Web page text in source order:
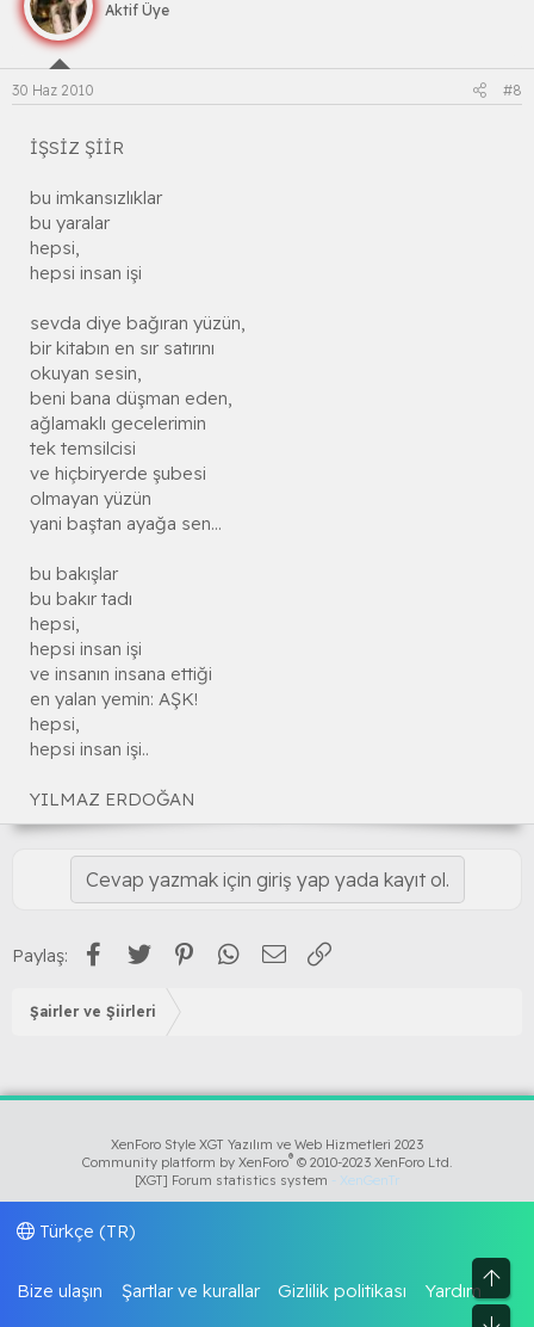
Aktif Üye
30 Haz 2010 #8
İŞSİZ ŞİİR
bu imkansızlıklar
bu yaralar
hepsi,
hepsi insan işi
sevda diye bağıran yüzün,
bir kitabın en sır satırını
okuyan sesin,
beni bana düşman eden,
ağlamaklı gecelerimin
tek temsilcisi
ve hiçbiryerde şubesi
olmayan yüzün
yani baştan ayağa sen...
bu bakışlar
bu bakır tadı
hepsi,
hepsi insan işi
ve insanın insana ettiği
en yalan yemin: AŞK!
hepsi,
hepsi insan işi..
YILMAZ ERDOĞAN
Cevap yazmak için giriş yap yada kayıt ol.
Paylaş: Facebook
Twitter PinterestWhatsApp
E-posta
Şairler ve Şiirleri
Üst
XenForo Style XGT Yazılım ve Web Hizmetleri 2023
Community platform by XenForo® © 2010-2023 XenForo Ltd.
[XGT] Forum statistics system - XenGenTr
Türkçe (TR)
Bize ulaşın Şartlar ve kurallar Gizlilik politikası Yardım